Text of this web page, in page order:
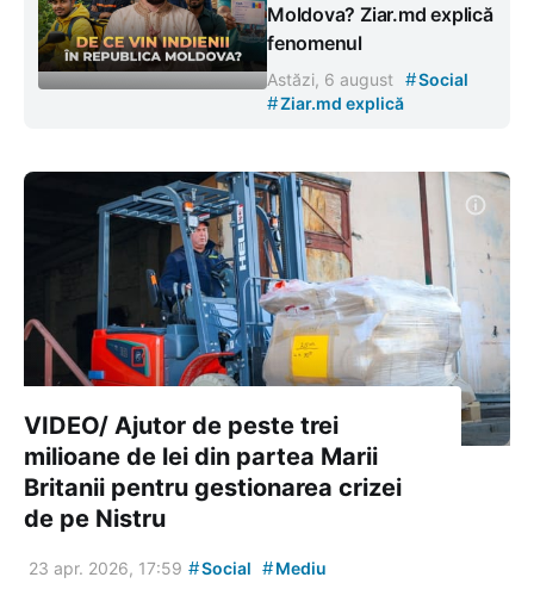
Moldova? Ziar.md explică
fenomenul
Astăzi, 6 august #Social
#Ziar.md explică
VIDEO/ Ajutor de peste trei
milioane de lei din partea Marii
Britanii pentru gestionarea crizei
de pe Nistru
23 apr. 2026, 17:59 #Social #Mediu